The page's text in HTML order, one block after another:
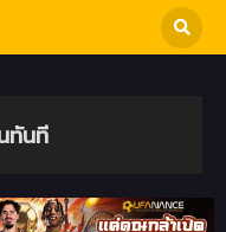
ทันที